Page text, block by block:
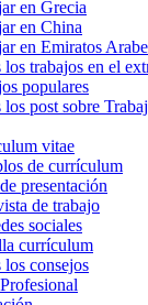
en Grecia
en China
en Emiratos
los trabajos en el
populares
los post sobre
vitae
de currículum
presentación
de trabajo
sociales
currículum
los consejos